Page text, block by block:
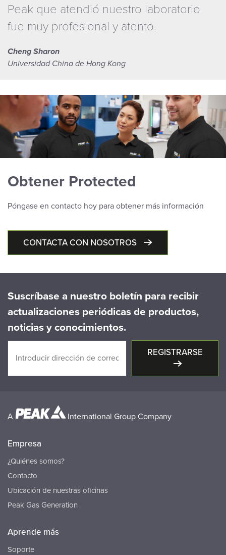
Peak que atendió nuestro laboratorio
fue muy profesional y atento.
Cheng Sharon
Universidad China de Hong Kong
Obtener Protected
Póngase en contacto hoy para obtener más información
CONTACTA CON NOSOTROS
Suscríbase a nuestro boletín para recibir
actualizaciones periódicas de productos,
noticias y conocimientos.
REGISTRARSE
A International Group Company
Empresa
¿Quiénes somos?
Contacto
Ubicación de nuestras oficinas
Peak Gas Generation
Aprende más
Soporte